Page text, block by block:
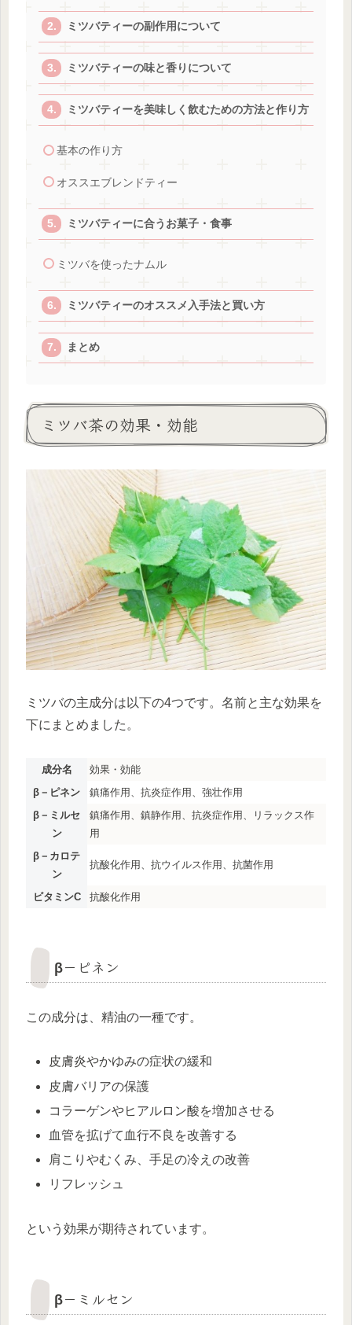
ミツバティーの副作用について
ミツバティーの味と香りについて
ミツバティーを美味しく飲むための方法と作り方
基本の作り方
オススエブレンドティー
ミツバティーに合うお菓子・食事
ミツバを使ったナムル
ミツバティーのオススメ入手法と買い方
まとめ
ミツバ茶の効果・効能
ミツバの主成分は以下の4つです。名前と主な効果を
下にまとめました。
成分名
効果・効能
β－ピネン
鎮痛作用、抗炎症作用、強壮作用
β－ミルセ
ン
鎮痛作用、鎮静作用、抗炎症作用、リラックス作
用
β－カロテ
ン
抗酸化作用、抗ウイルス作用、抗菌作用
ビタミンC 抗酸化作用
β－ピネン
この成分は、精油の一種です。
皮膚炎やかゆみの症状の緩和
皮膚バリアの保護
コラーゲンやヒアルロン酸を増加させる
血管を拡げて血行不良を改善する
肩こりやむくみ、手足の冷えの改善
リフレッシュ
という効果が期待されています。
β－ミルセン